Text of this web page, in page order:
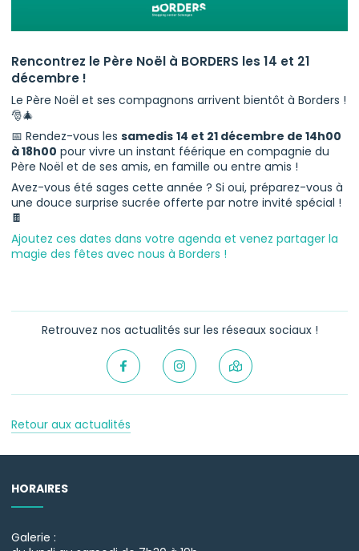
Rencontrez le Père Noël à BORDERS les 14 et 21
décembre !
Le Père Noël et ses compagnons arrivent bientôt à Borders !
🎅🎄
📅 Rendez-vous les samedis 14 et 21 décembre de 14h00
à 18h00 pour vivre un instant féérique en compagnie du
Père Noël et de ses amis, en famille ou entre amis !
Avez-vous été sages cette année ? Si oui, préparez-vous à
une douce surprise sucrée offerte par notre invité spécial !
🍫
Ajoutez ces dates dans votre agenda et venez partager la
magie des fêtes avec nous à Borders !
Retrouvez nos actualités sur les réseaux sociaux !
Retour aux actualités
HORAIRES
Galerie :